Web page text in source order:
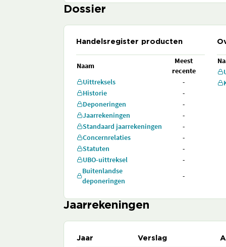
Dossier
Handelsregister producten
Naam
Meest
recente
Uittreksels
-
Historie
-
Deponeringen
-
Jaarrekeningen
-
Standaard jaarrekeningen
-
Concernrelaties
-
Statuten
-
UBO-uittreksel
-
Buitenlandse
deponeringen
-
Jaarrekeningen
Jaar Verslag